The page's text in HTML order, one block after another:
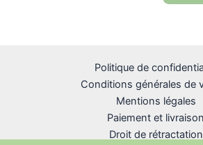
Politique de
Conditions générales de
Mentions légales
Paiement et livraison
Droit de rétractation